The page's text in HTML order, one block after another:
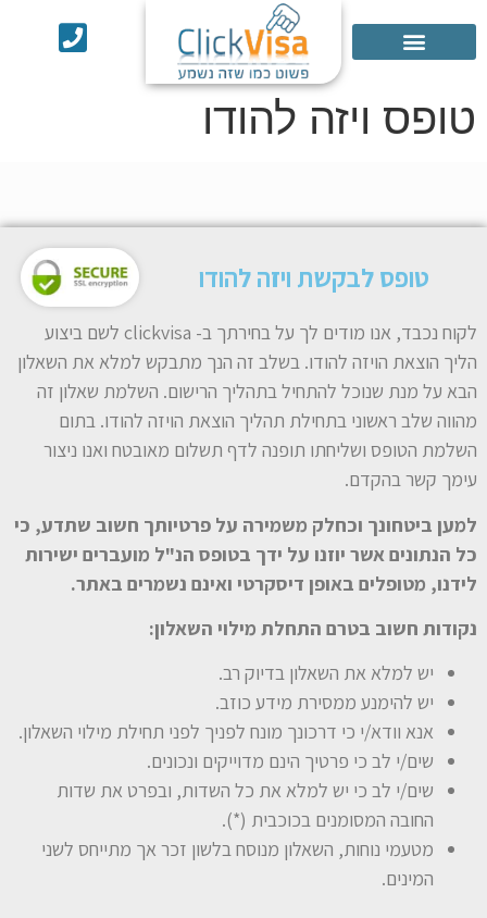
טופס ויזה להודו
טופס לבקשת ויזה להודו
לקוח נכבד, אנו מודים לך על בחירתך ב- clickvisa לשם ביצוע
הליך הוצאת הויזה להודו. בשלב זה הנך מתבקש למלא את השאלון
הבא על מנת שנוכל להתחיל בתהליך הרישום. השלמת שאלון זה
מהווה שלב ראשוני בתחילת תהליך הוצאת הויזה להודו. בתום
השלמת הטופס ושליחתו תופנה לדף תשלום מאובטח ואנו ניצור
עימך קשר בהקדם.
למען ביטחונך וכחלק משמירה על פרטיותך חשוב שתדע, כי
כל הנתונים אשר יוזנו על ידך בטופס הנ"ל מועברים ישירות
לידנו, מטופלים באופן דיסקרטי ואינם נשמרים באתר.
נקודות חשוב בטרם התחלת מילוי השאלון:
יש למלא את השאלון בדיוק רב.
יש להימנע ממסירת מידע כוזב.
אנא וודא/י כי דרכונך מונח לפניך לפני תחילת מילוי השאלון.
שים/י לב כי פרטיך הינם מדוייקים ונכונים.
שים/י לב כי יש למלא את כל השדות, ובפרט את שדות
החובה המסומנים בכוכבית (*).
מטעמי נוחות, השאלון מנוסח בלשון זכר אך מתייחס לשני
המינים.